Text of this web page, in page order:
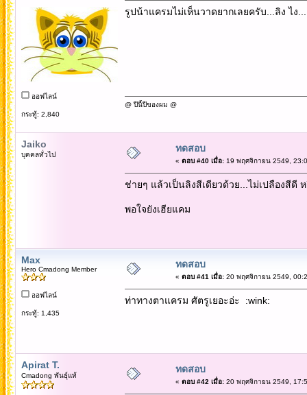
ออฟไลน์
กระทู้: 2,840
รูปน้าแครมไม่เห็นวาดยากเลยครับ...ลิง ไง
@ ปีนี้ปีของผม @
Jaiko
บุคคลทั่วไป
ทดสอบ
« ตอบ #40 เมื่อ:19 พฤศจิกายน 2549,
ช่ายๆ แล้วเป็นลิงสีเดียวด้วย...ไม่เปลืองสีดี
พอใจยังเฮียแคม
Max
Hero Cmadong Member
ออฟไลน์
กระทู้: 1,435
ทดสอบ
« ตอบ #41 เมื่อ:20 พฤศจิกายน 2549,
ท่าทางตาแครม ศัตรูเยอะอ่ะ :wink:
Apirat T.
Cmadong พันธุ์แท้
ทดสอบ
« ตอบ #42 เมื่อ:20 พฤศจิกายน 2549,